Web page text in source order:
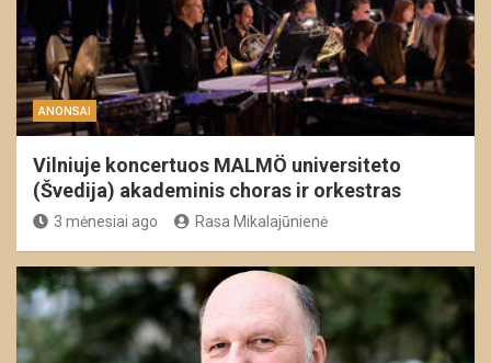
ANONSAI
Vilniuje koncertuos MALMÖ universiteto
(Švedija) akademinis choras ir orkestras
3 mėnesiai ago Rasa Mikalajūnienė